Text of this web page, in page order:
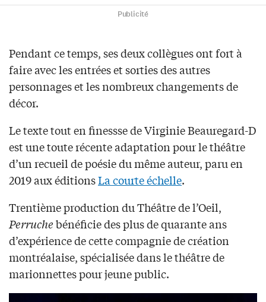
Publicité
Pendant ce temps, ses deux collègues ont fort à
faire avec les entrées et sorties des autres
personnages et les nombreux changements de
décor.
Le texte tout en finessse de Virginie Beauregard-D
est une toute récente adaptation pour le théâtre
d’un recueil de poésie du même auteur, paru en
2019 aux éditionsLa courte échelle.
Trentième production du Théâtre de l’Oeil,
Perruchebénéficie des plus de quarante ans
d’expérience de cette compagnie de création
montréalaise, spécialisée dans le théâtre de
marionnettes pour jeune public.